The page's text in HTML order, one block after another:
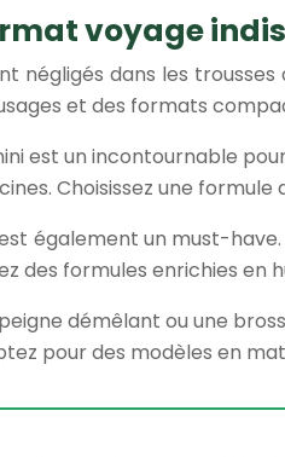
voyage
négligés dans les
et des formats
est un incontournable
Choisissez une
également un must-
des formules enrichies
peigne démêlant ou une
pour des modèles en